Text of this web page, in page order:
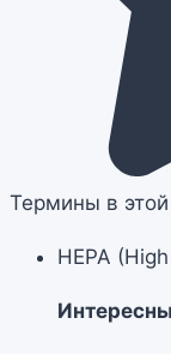
Термины в этой
HEPA